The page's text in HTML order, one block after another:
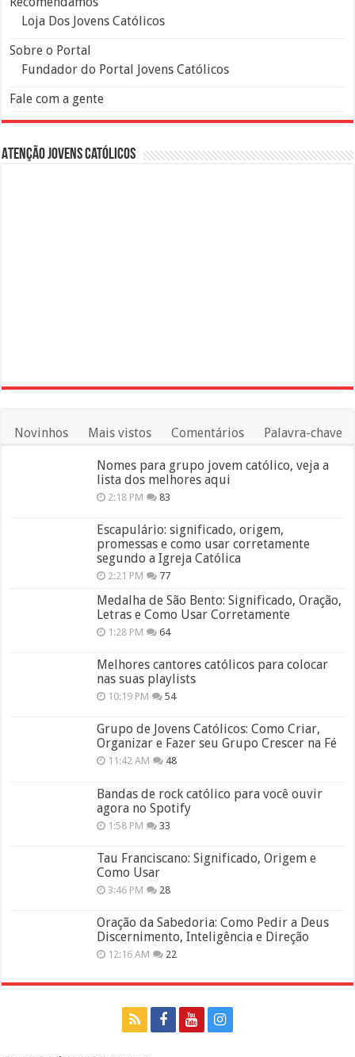
Loja Dos Jovens Católicos
Sobre o Portal
Fundador do Portal Jovens Católicos
Fale com a gente
Atenção Jovens Católicos
Novinhos Mais vistos Comentários Palavra-chave
Nomes para grupo jovem católico, veja a
lista dos melhores aqui
2:18 PM 83
Escapulário: significado, origem,
promessas e como usar corretamente
segundo a Igreja Católica
2:21 PM 77
Medalha de São Bento: Significado, Oração,
Letras e Como Usar Corretamente
1:28 PM 64
Melhores cantores católicos para colocar
nas suas playlists
10:19 PM 54
Grupo de Jovens Católicos: Como Criar,
Organizar e Fazer seu Grupo Crescer na Fé
11:42 AM 48
Bandas de rock católico para você ouvir
agora no Spotify
1:58 PM 33
Tau Franciscano: Significado, Origem e
Como Usar
3:46 PM 28
Oração da Sabedoria: Como Pedir a Deus
Discernimento, Inteligência e Direção
12:16 AM 22